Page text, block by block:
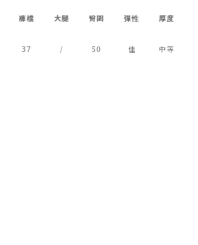
褲檔 大腿 臀圍 彈性 厚度
37 / 50 佳 中等